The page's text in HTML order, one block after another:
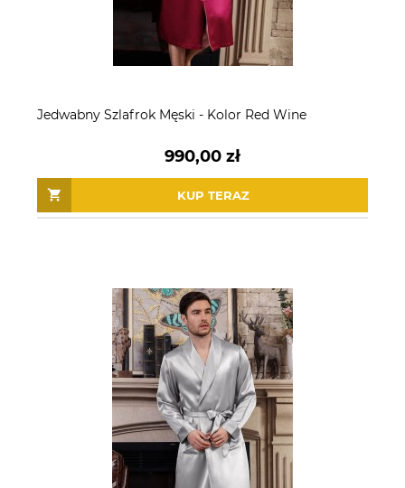
Jedwabny Szlafrok Męski - Kolor Red Wine
990,00 zł
KUP TERAZ